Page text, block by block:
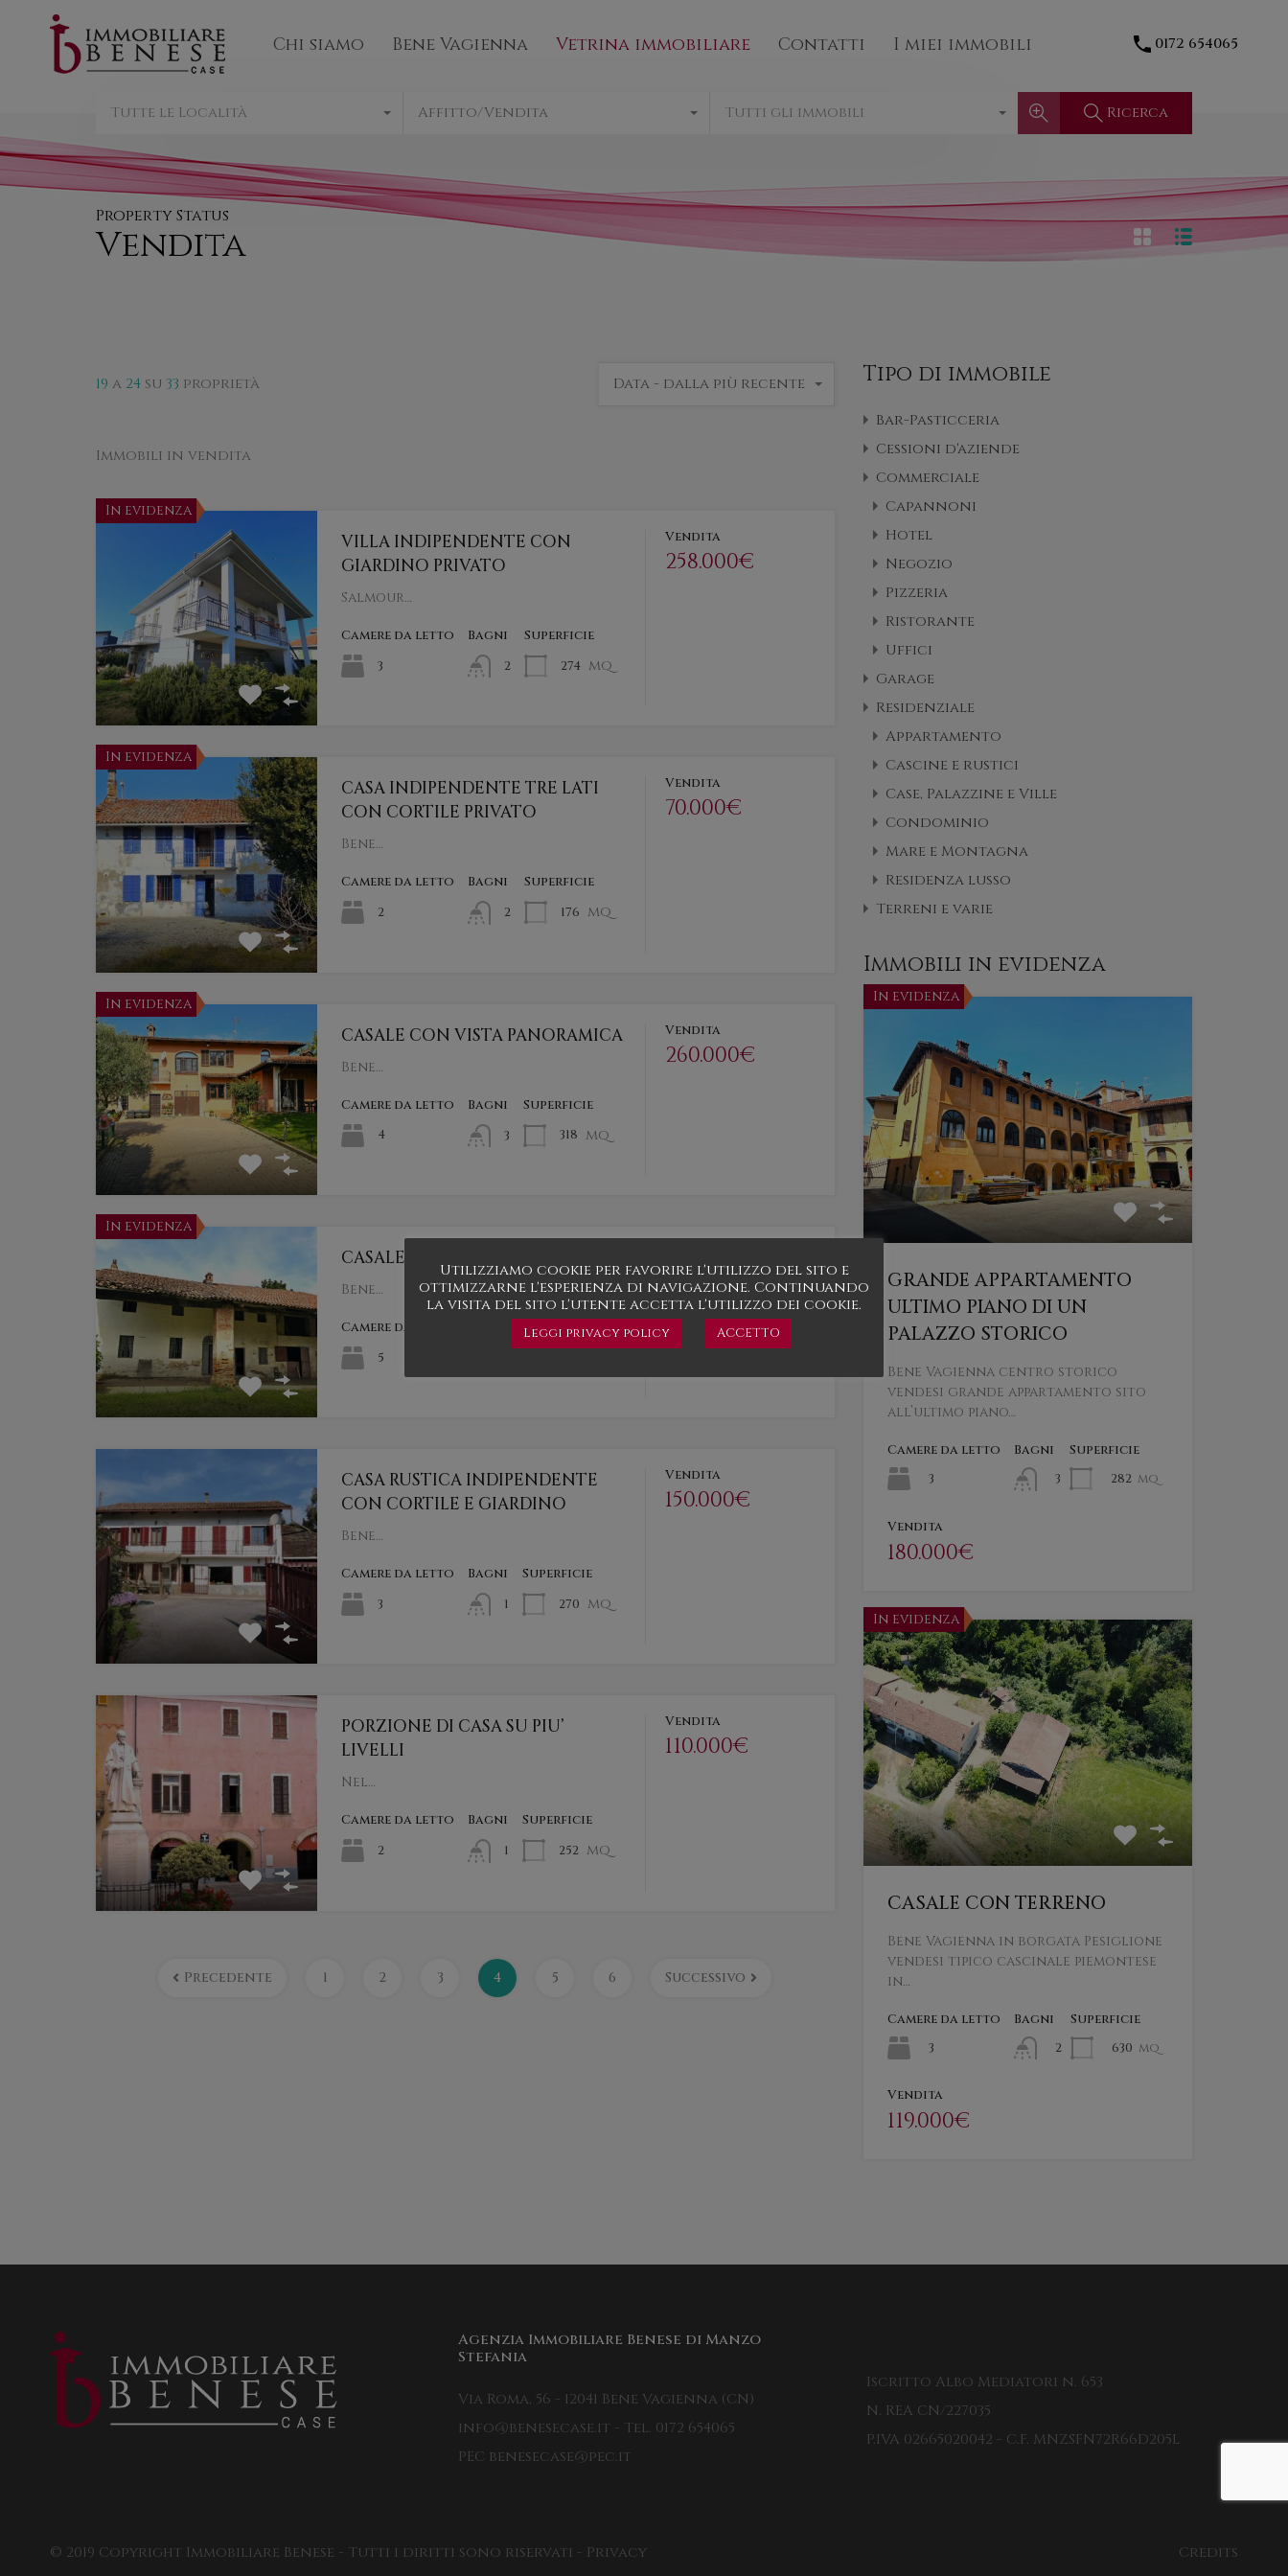
Chi siamo Bene Vagienna Vetrina immobiliare Contatti I miei immobili 0172 654065
Chi siamo Bene Vagienna Vetrina immobiliare Contatti I miei immobili 0172 654065
Tutte le Località Affitto/Vendita Tutti gli immobili Ricerca
Property Status
Vendita
19 a 24 su 33 proprietà Data - dalla più recente
Immobili in vendita
In evidenza
VILLA INDIPENDENTE CON
GIARDINO PRIVATO
Salmour…
Camere da letto
3
Bagni
2
Superficie
274 mq
Vendita
258.000€
In evidenza
CASA INDIPENDENTE TRE LATI
CON CORTILE PRIVATO
Bene…
Camere da letto
2
Bagni
2
Superficie
176 mq
Vendita
70.000€
In evidenza
CASALE CON VISTA PANORAMICA
Bene…
Camere da letto
4
Bagni
3
Superficie
318 mq
Vendita
260.000€
In evidenza
CASALE DA RISTRUTTURARE
Bene…
Camere da letto
5
Superficie
39.000€
CASA RUSTICA INDIPENDENTE
CON CORTILE E GIARDINO
Bene…
Camere da letto
3
Bagni
1
Superficie
270 mq
Vendita
150.000€
PORZIONE DI CASA SU PIU’
LIVELLI
Nel…
Camere da letto
2
Bagni
1
Superficie
252 mq
Vendita
110.000€
Precedente 1 2 3 4 5 6 Successivo
Tipo di immobile
Bar-Pasticceria
Cessioni d'aziende
Commerciale
Capannoni
Hotel
Negozio
Pizzeria
Ristorante
Uffici
Garage
Residenziale
Appartamento
Cascine e rustici
Case, Palazzine e Ville
Condominio
Mare e Montagna
Residenza lusso
Terreni e varie
Immobili in evidenza
In evidenza
GRANDE APPARTAMENTO
ULTIMO PIANO DI UN
PALAZZO STORICO
Bene Vagienna centro storico
vendesi grande appartamento sito
all’ultimo piano…
Camere da letto
3
Bagni
3
Superficie
282 mq
Vendita
180.000€
In evidenza
CASALE CON TERRENO
Bene Vagienna in borgata Pesiglione
vendesi tipico cascinale piemontese
in…
Camere da letto
3
Bagni
2
Superficie
630 mq
Vendita
119.000€
Agenzia Immobiliare Benese di Manzo
Stefania
Via Roma, 56 - 12041 Bene Vagienna (CN)
info@benesecase.it - Tel. 0172 654065
PEC benesecase@pec.it
Iscritto Albo Mediatori n. 653
N. REA CN/227035
P.IVA 02665020042 - C.F. MNZSFN72R66D205L
© 2019 Copyright Immobiliare Benese - Tutti i diritti sono riservati - Privacy Credits
Utilizziamo cookie per favorire l'utilizzo del sito e
ottimizzarne l'esperienza di navigazione. Continuando
la visita del sito l'utente accetta l'utilizzo dei cookie.
Leggi privacy policy ACCETTO